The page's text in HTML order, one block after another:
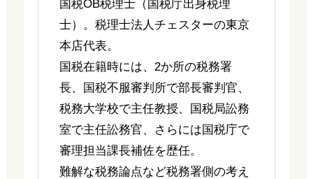
国税OB税理士（国税庁出身税理
士）。税理士法人チェスターの東京
本店代表。
国税在籍時には、2か所の税務署
長、国税不服審判所で部長審判官、
税務大学校で主任教授、国税局訟務
室で主任訟務官、さらには国税庁で
審理担当課長補佐を歴任。
難解な税務論点など税務署側の考え